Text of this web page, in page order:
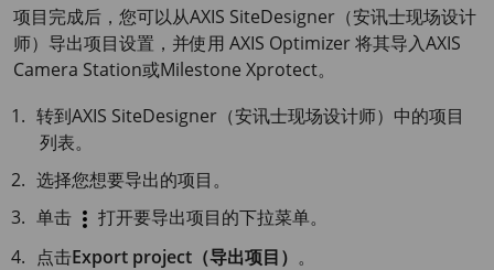
项目完成后，您可以从AXIS SiteDesigner（安讯士现场设计
师）导出项目设置，并使用 AXIS Optimizer 将其导入AXIS
Camera Station或Milestone Xprotect。
转到AXIS SiteDesigner（安讯士现场设计师）中的项目
列表。
选择您想要导出的项目。
单击
打开要导出项目的下拉菜单。
点击Export project（导出项目） 。